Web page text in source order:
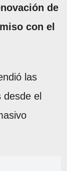
de
con el
las
el